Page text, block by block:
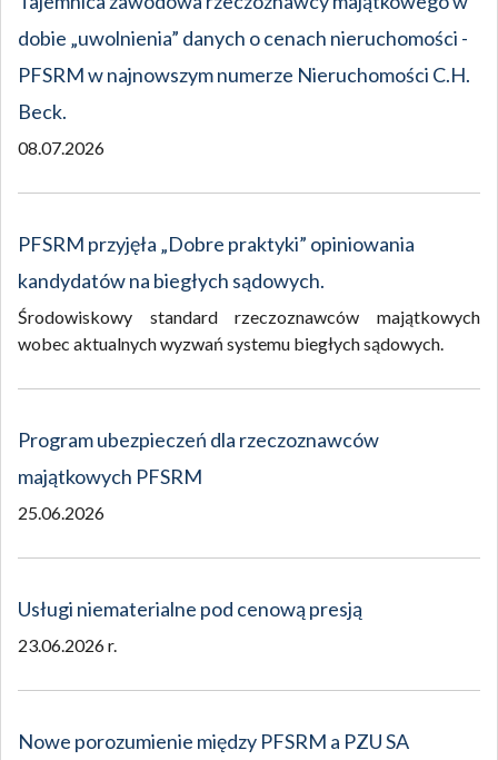
dobie „uwolnienia” danych o cenach nieruchomości -
PFSRM w najnowszym numerze Nieruchomości C.H.
Beck.
08.07.2026
PFSRM przyjęła „Dobre praktyki” opiniowania
kandydatów na biegłych sądowych.
Środowiskowy standard rzeczoznawców majątkowych
wobec aktualnych wyzwań systemu biegłych sądowych.
Program ubezpieczeń dla rzeczoznawców
majątkowych PFSRM
25.06.2026
Usługi niematerialne pod cenową presją
23.06.2026 r.
Nowe porozumienie między PFSRM a PZU SA